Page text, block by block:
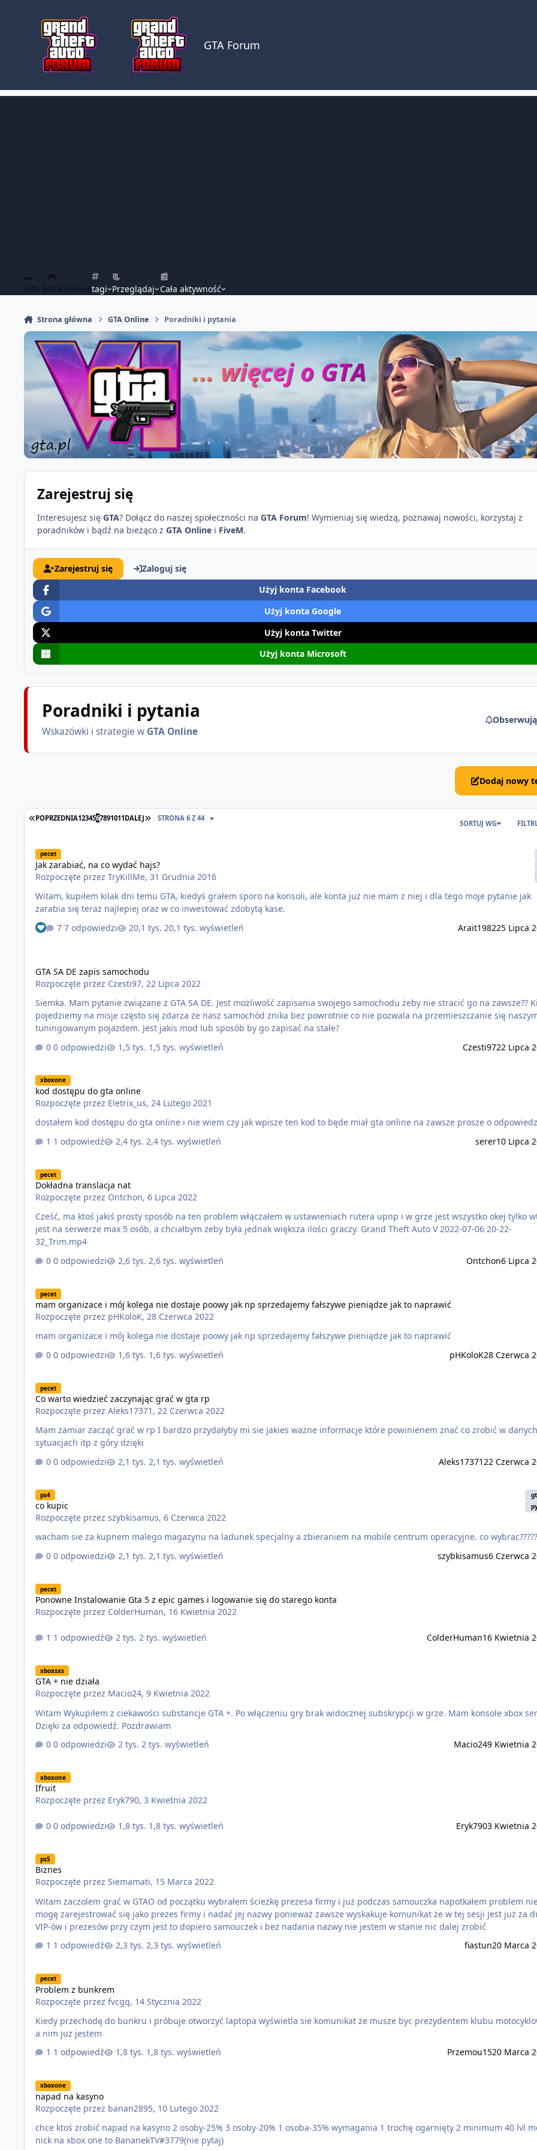
GTA Forum
🐊
GTA 6
🎮
GTA Onlinetagi
📃
Przeglądaj
📰
Cała aktywność
Strona główna GTA Online Poradniki i pytania
Zarejestruj się
Interesujesz się GTA? Dołącz do naszej społeczności na GTA Forum! Wymieniaj się wiedzą, poznawaj nowości, korzystaj z
poradników i bądź na bieżąco z GTA Online i FiveM.
Zarejestruj się
Zaloguj się
Użyj konta Facebook
Użyj konta Google
Użyj konta Twitter
Użyj konta Microsoft
Poradniki i pytania
Wskazówki i strategie w GTA Online
Dodaj nowy
POPRZEDNIA1234567891011DALEJ STRONA 6 Z 44
SORTUJ WG
pecet
Jak zarabiać, na co wydać hajs?
Rozpoczęte przezTryKillMe,31 Grudnia 2016
Witam, kupiłem kilak dni temu GTA, kiedyś grałem sporo na konsoli, ale konta już nie mam z niej i dla tego moje pytanie jak
zarabia się teraz najlepiej oraz w co inwestować zdobytą kase.
7 odpowiedzi
20,1 tys. wyświetleń Arait198225 Lipca
GTA SA DE zapis samochodu
Rozpoczęte przez Czesti97,22 Lipca 2022
Siemka. Mam pytanie związane z GTA SA DE. Jest możliwość zapisania swojego samochodu żeby nie stracić go na zawsze??
pojedziemy na misje często się zdarza że nasz samochód znika bez powrotnie co nie pozwala na przemieszczanie się naszym
tuningowanym pojazdem. Jest jakis mod lub sposób by go zapisać na stałe?
0 odpowiedzi
1,5 tys. wyświetleń Czesti9722 Lipca
xboxone
kod dostępu do gta online
Rozpoczęte przez Eletrix_us,24 Lutego 2021
dostałem kod dostępu do gta online i nie wiem czy jak wpisze ten kod to będe miał gta online na zawsze prosze o odpowiedz
1 odpowiedź
2,4 tys. wyświetleń serer10 Lipca
pecet
Dokładna translacja nat
Rozpoczęte przez Ontchon,6 Lipca 2022
Cześć, ma ktoś jakiś prosty sposób na ten problem włączałem w ustawieniach rutera upnp i w grze jest wszystko okej tylko
jest na serwerze max 5 osób, a chciałbym żeby była jednak większa ilości graczy. Grand Theft Auto V 2022-07-06 20-22-
32_Trim.mp4
0 odpowiedzi
2,6 tys. wyświetleń Ontchon6 Lipca
pecet
mam organizace i mój kolega nie dostaje poowy jak np sprzedajemy fałszywe pieniądze jak to naprawić
Rozpoczęte przez pHKoloK,28 Czerwca 2022
mam organizace i mój kolega nie dostaje poowy jak np sprzedajemy fałszywe pieniądze jak to naprawić
0 odpowiedzi
1,6 tys. wyświetleń pHKoloK28 Czerwca
pecet
Co warto wiedzieć zaczynając grać w gta rp
Rozpoczęte przezAleks17371 ,22 Czerwca 2022
Mam zamiar zacząć grać w rp I bardzo przydałyby mi sie jakies ważne informacje które powinienem znać co zrobić w danych
sytuacjach itp z góry dzięki
0 odpowiedzi
2,1 tys. wyświetleń Aleks1737122 Czerwca
ps4
co kupic
Rozpoczęte przezszybkisamus,6 Czerwca 2022
wacham sie za kupnem malego magazynu na ladunek specjalny a zbieraniem na mobile centrum operacyjne. co
0 odpowiedzi
2,1 tys. wyświetleń szybkisamus6 Czerwca
pecet
Ponowne Instalowanie Gta 5 z epic games i logowanie się do starego konta
Rozpoczęte przez ColderHuman, 16 Kwietnia 2022
1 odpowiedź 2 tys. wyświetleń ColderHuman16 Kwietnia
xboxsxs
GTA + nie działa
Rozpoczęte przez Macio24,9 Kwietnia 2022
Witam Wykupiłem z ciekawości substancje GTA +. Po włączeniu gry brak widocznej subskrypcji w grze. Mam konsole xbox series s.
Dzięki za odpowiedź. Pozdrawiam
0 odpowiedzi
2 tys. wyświetleń Macio249 Kwietnia
xboxone
Ifruit
Rozpoczęte przez Eryk790,3 Kwietnia 2022
0 odpowiedzi 1,8 tys. wyświetleń Eryk7903 Kwietnia
ps5
Biznes
Rozpoczęte przezSiemamati, 15 Marca 2022
Witam zaczolem grać w GTAO od początku wybrałem ścieżkę prezesa firmy i już podczas samouczka napotkałem problem
mogę zarejestrować się jako prezes firmy i nadać jej nazwy ponieważ zawsze wyskakuje komunikat że w tej sesji jest już za
VIP-ów i prezesów przy czym jest to dopiero samouczek i bez nadania nazwy nie jestem w stanie nic dalej zrobić
1 odpowiedź
2,3 tys. wyświetleń fiastun20 Marca
pecet
Problem z bunkrem
Rozpoczęte przezfvcgq, 14 Stycznia 2022
Kiedy przechodę do bunkru i próbuje otworzyć laptopa wyświetla sie komunikat że musze byc prezydentem klubu
a nim juz jestem
1 odpowiedź
1,8 tys. wyświetleń Przemou1520 Marca
xboxone
napad na kasyno
Rozpoczęte przez banan2895, 10 Lutego 2022
chce ktoś zrobić napad na kasyno 2 osoby-25% 3 osoby-20% 1 osoba-35% wymagania 1 trochę ogarnięty 2 minimum 40 lvl moj
nick na xbox one to BananekTV#3779(nie pytaj)